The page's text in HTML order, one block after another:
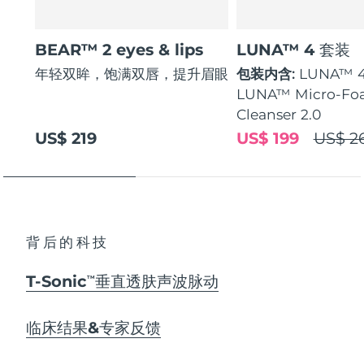
BEAR™ 2 eyes & lips
年轻双眸，饱满双唇，提升眉眼
US$ 219
LUNA™ 4 套装
包装内含: LUNA™
LUNA™ Micro-
Cleanser 2.0
US$
US$ 199
背后的科技
T-SonicTM 垂直透肤声波脉动
临床结果&专家反馈